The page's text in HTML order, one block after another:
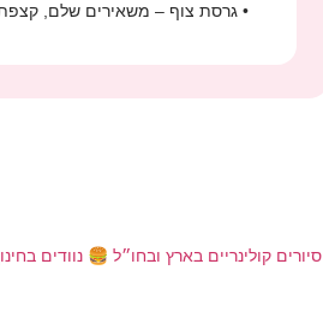
• גרסת צוף – משאירים שלם,
סיורים קולינריים בארץ ובחו״ל 🍔 נוודים